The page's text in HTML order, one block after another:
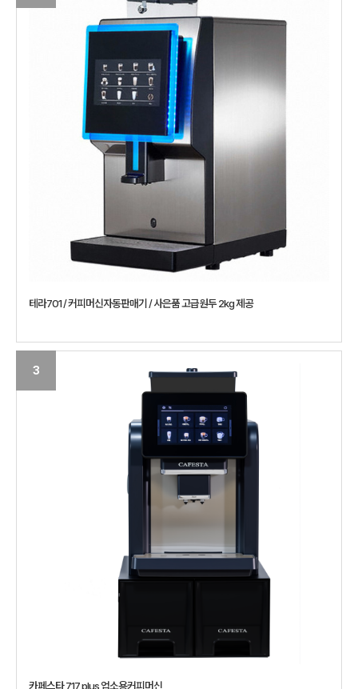
테라701 / 커피머신자동판매기 / 사은품 고급원두 2kg 제공
3
카페스타 717 plus 업소용커피머신